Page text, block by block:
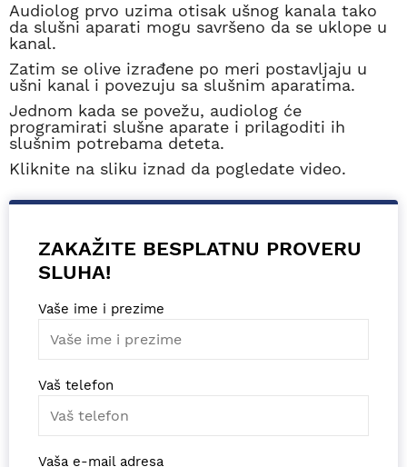
Audiolog prvo uzima otisak ušnog kanala tako
da slušni aparati mogu savršeno da se uklope u
kanal.
Zatim se olive izrađene po meri postavljaju u
ušni kanal i povezuju sa slušnim aparatima.
Jednom kada se povežu, audiolog će
programirati slušne aparate i prilagoditi ih
slušnim potrebama deteta.
Kliknite na sliku iznad da pogledate video.
ZAKAŽITE BESPLATNU PROVERU
SLUHA!
Vaše ime i prezime
Vaš telefon
Vaša e-mail adresa